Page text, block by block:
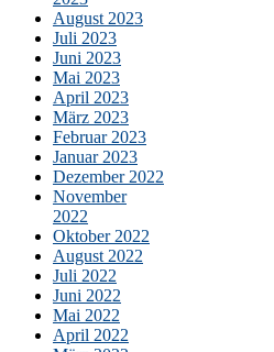
August 2023
Juli 2023
Juni 2023
Mai 2023
April 2023
März 2023
Februar 2023
Januar 2023
Dezember 2022
November
2022
Oktober 2022
August 2022
Juli 2022
Juni 2022
Mai 2022
April 2022